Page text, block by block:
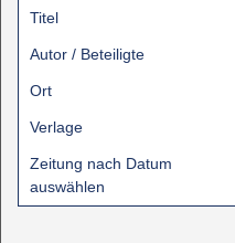
Titel
Autor / Beteiligte
Ort
Verlage
Zeitung nach Datum
auswählen